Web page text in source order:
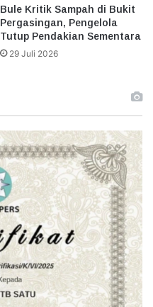
Bule Kritik Sampah di Bukit
Pergasingan, Pengelola
Tutup Pendakian Sementara
29 Juli 2026